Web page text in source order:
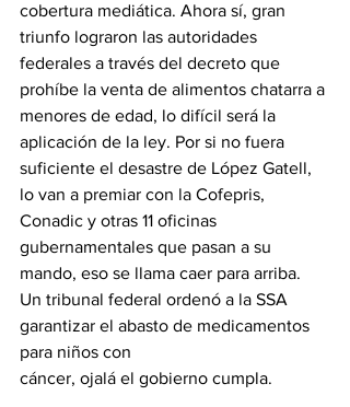
cobertura mediática. Ahora sí, gran
triunfo lograron las autoridades
federales a través del decreto que
prohíbe la venta de alimentos chatarra a
menores de edad, lo difícil será la
aplicación de la ley. Por si no fuera
suficiente el desastre de López Gatell,
lo van a premiar con la Cofepris,
Conadic y otras 11 oficinas
gubernamentales que pasan a su
mando, eso se llama caer para arriba.
Un tribunal federal ordenó a la SSA
garantizar el abasto de medicamentos
para niños con
cáncer, ojalá el gobierno cumpla.